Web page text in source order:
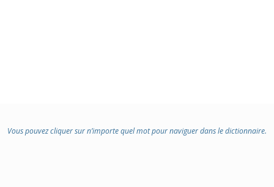
Vous pouvez cliquer sur n’importe quel mot pour naviguer dans le dictionnaire.